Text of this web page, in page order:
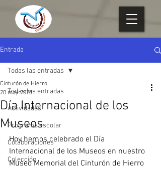
Entrada
Todas las entradas
Actividades
Programa escolar
Colaboraciones
Colección
Todas las entradas
Día Internacional de los
Museos
Cinturón de Hierro
20 may 2023
Hoy hemos celebrado el Día
Internacional de los Museos en nuestro
Museo Memorial del Cinturón de Hierro